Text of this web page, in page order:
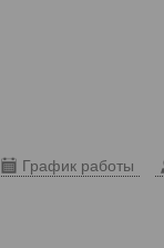
График работы